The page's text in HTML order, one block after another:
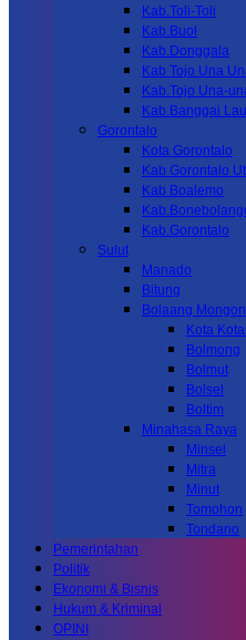
Kab.Toli-Toli
Kab.Buol
Kab.Donggala
Kab Tojo Una
Kab.Tojo Una-
Kab.Banggai
Gorontalo
Kota Gorontalo
Kab Gorontalo
Kab Boalemo
Kab.Gorontalo
Sulut
Manado
Bitung
Bolaang
Kota
Bolmong
Bolmut
Bolsel
Boltim
Minahasa Raya
Minsel
Mitra
Minut
Tomohon
Tondano
Pemerintahan
Politik
Ekonomi & Bisnis
Hukum & Kriminal
OPINI